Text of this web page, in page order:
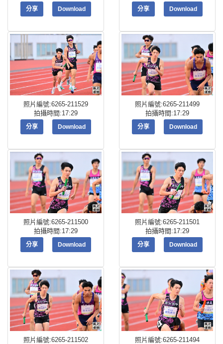
分享 Download 分享 Download
照片編號:6265-211529
拍攝時間:17:29
分享 Download
照片編號:6265-211499
拍攝時間:17:29
分享 Download
照片編號:6265-211500
拍攝時間:17:29
分享 Download
照片編號:6265-211501
拍攝時間:17:29
分享 Download
照片編號:6265-211502
照片編號:6265-211494